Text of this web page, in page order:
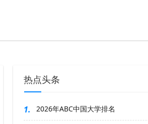
热点头条
1. 2026年ABC中国大学排名